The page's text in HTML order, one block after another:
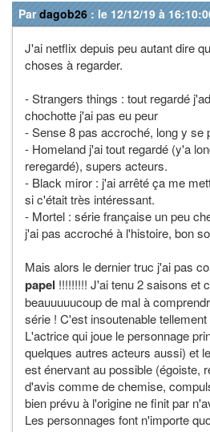
Pardagob26 : le 12/12/19 à
J'ai netflix depuis peu autant dire
choses à regarder.
- Strangers things : tout regardé
chochotte j'ai pas eu peur
- Sense 8 pas accroché, long y se
- Homeland j'ai tout regardé (y'a
reregardé), supers acteurs.
- Black miror : j'ai arrêté ça me
si c'était très intéressant.
- Mortel : série française un peu
j'ai pas accroché à l'histoire, bon
Mais alors le dernier truc j'ai pas
papel !!!!!!!!! J'ai tenu 2 saisons et
beauuuuucoup de mal à
série ! C'est insoutenable
L'actrice qui joue le personnage
quelques autres acteurs aussi) et
est énervant au possible (égoiste,
d'avis comme de chemise,
bien prévu à l'origine ne finit par
Les personnages font n'importe